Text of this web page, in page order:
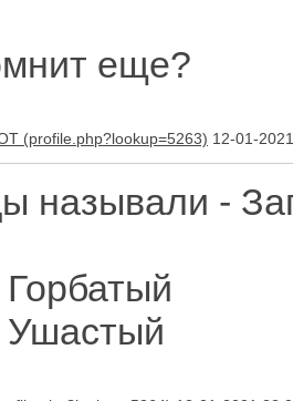
еще?
12-01-
называли -